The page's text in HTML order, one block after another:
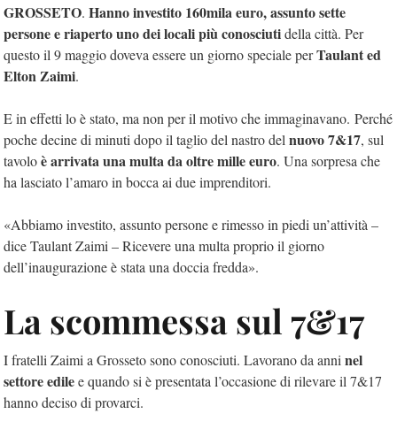
GROSSETO. Hanno investito 160mila euro, assunto sette
persone e riaperto uno dei locali più conosciutidella città. Per
questo il 9 maggio doveva essere un giorno speciale perTaulant ed
Elton Zaimi.
E in effetti lo è stato, ma non per il motivo che immaginavano. Perché
poche decine di minuti dopo il taglio del nastro del nuovo 7&17, sul
tavoloè arrivata una multa da oltre mille euro. Una sorpresa che
ha lasciato l’amaro in bocca ai due imprenditori.
«Abbiamo investito, assunto persone e rimesso in piedi un’attività –
dice Taulant Zaimi – Ricevere una multa proprio il giorno
dell’inaugurazione è stata una doccia fredda».
La scommessa sul 7&17
I fratelli Zaimi a Grosseto sono conosciuti. Lavorano da anni nel
settore edilee quando si è presentata l’occasione di rilevare il 7&17
hanno deciso di provarci.